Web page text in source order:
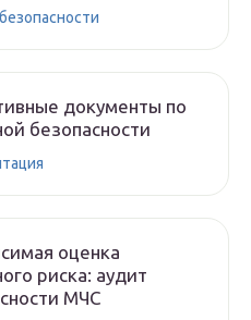
документы по
безопасности
оценка
риска: аудит
МЧС